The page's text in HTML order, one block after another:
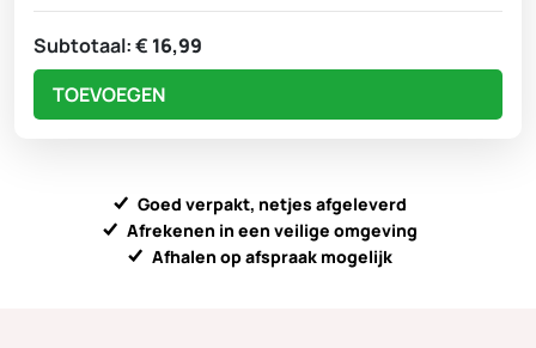
TOEVOEGEN
Subtotaal:€ 16,99
Goed verpakt, netjes afgeleverd
Afrekenen in een veilige omgeving
Afhalen op afspraak mogelijk